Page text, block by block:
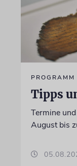
PROGRAMM
Tipps
Termine
August bis